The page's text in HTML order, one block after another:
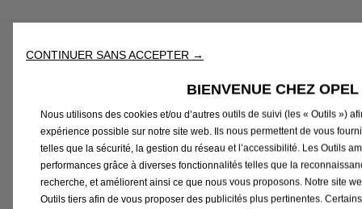
Produits liés à cet article
CONTINUER SANS ACCEPTER →
BIENVENUE CHEZ OPEL
Nous utilisons des cookies et/ou d’autres outils de suivi (les « Outils »)
expérience possible sur notre site web. Ils nous permettent de vous
telles que la sécurité, la gestion du réseau et l’accessibilité. Les Outils
performances grâce à diverses fonctionnalités telles que la
recherche, et améliorent ainsi ce que nous vous proposons. Notre site
Outils tiers afin de vous proposer des publicités plus pertinentes.